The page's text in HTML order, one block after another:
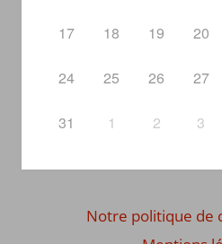
17 18 19 20
24 25 26 27
31 1 2 3
Notre politique de